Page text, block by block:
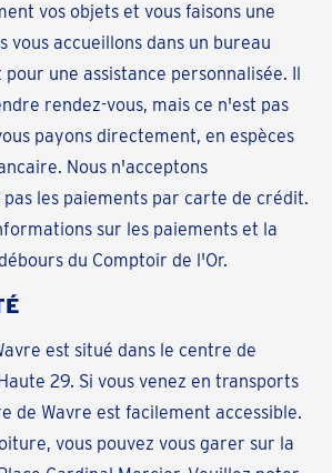
vos objets et vous faisons une
vous accueillons dans un bureau
une assistance personnalisée. Il
rendez-vous, mais ce n'est pas
payons directement, en espèces
Nous n'acceptons
les paiements par carte de crédit.
sur les paiements et la
du Comptoir de l'Or.
est situé dans le centre de
29. Si vous venez en transports
de Wavre est facilement accessible.
vous pouvez vous garer sur la